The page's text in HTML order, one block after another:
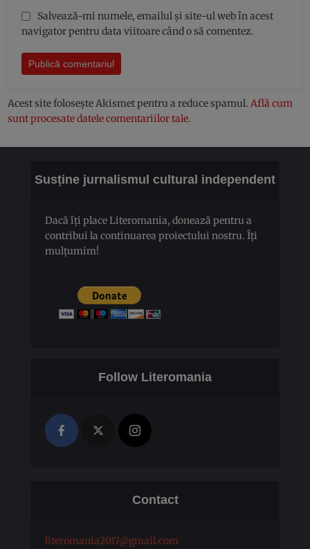
Salvează-mi numele, emailul și site-ul web în acest
navigator pentru data viitoare când o să comentez.
Acest site folosește Akismet pentru a reduce spamul.Află cum
sunt procesate datele comentariilor tale.
Susține jurnalismul cultural independent
Dacă îți place Literomania, donează pentru a
contribui la continuarea proiectului nostru. Îți
mulțumim!
Follow Literomania
Contact
literomania2017@gmail.com